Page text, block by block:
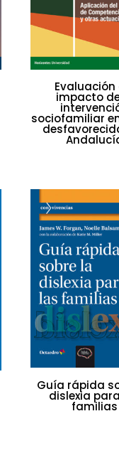
Evaluación
impacto
sociofamiliar
Guía rápida
dislexia
familias